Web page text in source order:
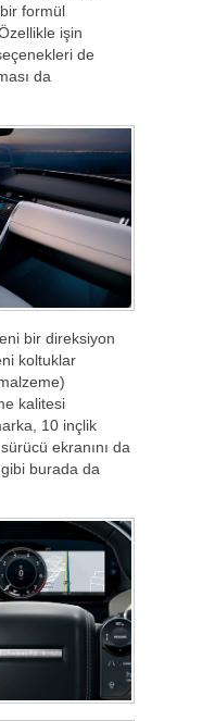
formül
işin
de
da
bir direksiyon
koltuklar
kalitesi
10 inçlik
ekranını da
burada da